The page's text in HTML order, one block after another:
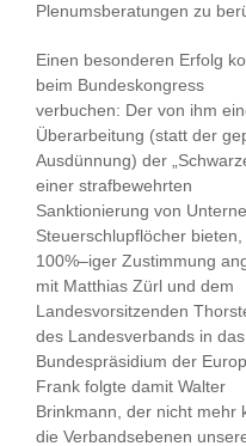
Plenumsberatungen zu
Einen besonderen Erfolg
beim Bundeskongress
verbuchen: Der von ihm
Überarbeitung (statt der
Ausdünnung) der
einer strafbewehrten
Sanktionierung von
Steuerschlupflöcher
100%–iger Zustimmung
mit Matthias Zürl und dem
Landesvorsitzenden
des Landesverbands in das
Bundespräsidium der
Frank folgte damit Walter
Brinkmann, der nicht mehr
die Verbandsebenen